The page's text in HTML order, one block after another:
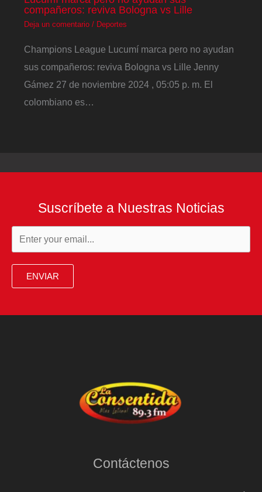
compañeros: reviva Bologna vs Lille
Deja un comentario / Deportes
Champions League Lucumí marca pero no ayudan
sus compañeros: reviva Bologna vs Lille Jenny
Gámez 27 de noviembre 2024 , 05:05 p. m. El
colombiano es…
Suscríbete a Nuestras Noticias
ENVIAR
Contáctenos